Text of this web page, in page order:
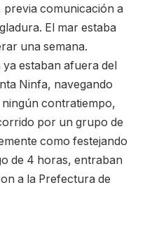
comunicación a
El mar estaba
una semana.
ya estaban afuera del
Ninfa, navegando
contratiempo,
por un grupo de
como festejando
de 4 horas, entraban
a la Prefectura de